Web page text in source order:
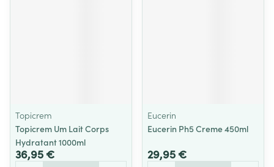
Topicrem
Topicrem Um Lait Corps
Hydratant 1000ml
36,95 €
Eucerin
Eucerin Ph5 Creme 450ml
29,95 €